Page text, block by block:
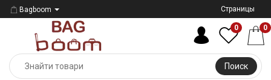
Bagboom Страницы
Поиск
0 0